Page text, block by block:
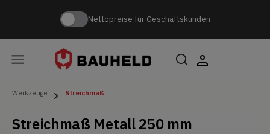
Nettopreise für Geschäftskunden
Werkzeuge Streichmaß
Streichmaß Metall 250 mm